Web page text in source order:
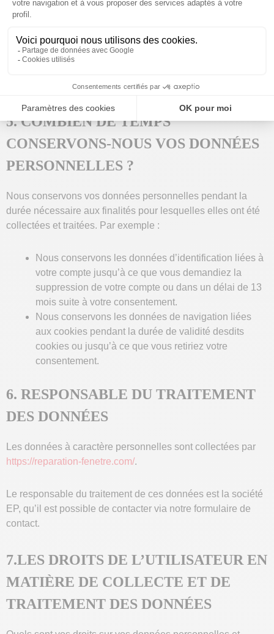
vos données personnelles dans le cadre d’une
enquête judiciaire ou administrative. Nous ne
d’obligation légale ou pour défendre nos droits.
5. COMBIEN DE TEMPS
CONSERVONS-NOUS VOS DONNÉES
PERSONNELLES ?
Nous conservons vos données personnelles pendant la
durée nécessaire aux finalités pour lesquelles elles ont été
collectées et traitées. Par exemple :
Nous conservons les données d’identification liées à
votre compte jusqu’à ce que vous demandiez la
suppression de votre compte ou dans un délai de 13
mois suite à votre consentement.
Nous conservons les données de navigation liées
aux cookies pendant la durée de validité desdits
cookies ou jusqu’à ce que vous retiriez votre
consentement.
6. RESPONSABLE DU TRAITEMENT
DES DONNÉES
Les données à caractère personnelles sont collectées par
https://reparation-fenetre.com/.
Le responsable du traitement de ces données est la société
EP, qu’il est possible de contacter via notre formulaire de
contact.
7.LES DROITS DE L’UTILISATEUR EN
MATIÈRE DE COLLECTE ET DE
TRAITEMENT DES DONNÉES